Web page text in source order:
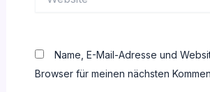
Name, E-Mail-Adresse und
Browser für meinen nächsten